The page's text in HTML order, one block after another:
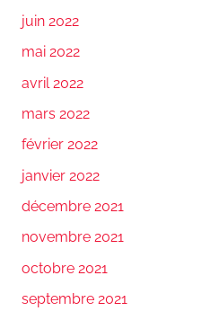
juin 2022
mai 2022
avril 2022
mars 2022
février 2022
janvier 2022
décembre 2021
novembre 2021
octobre 2021
septembre 2021